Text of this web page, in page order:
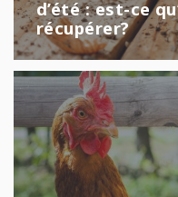
d’été : est-ce
récupérer?